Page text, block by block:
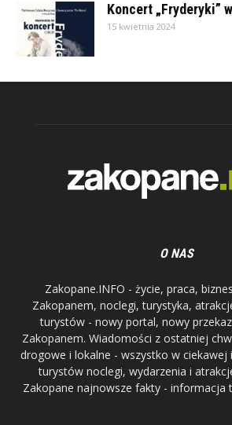
Koncert „Fryderyki”
15 kwietnia 2024
O NAS
Zakopane.INFO - życie, praca,
Zakopanem, noclegi, turystyka,
turystów - nowy portal, nowy
Zakopanem. Wiadomości z ostatniej
drogowe i lokalne - wszystko w
turystów noclegi, wydarzenia i
Zakopane najnowsze fakty - informacja